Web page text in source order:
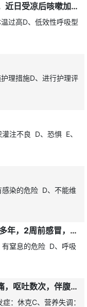
患者，男，77岁。有COPD病史25年。近日受凉后咳嗽加重，咳大量脓性黏痰，不易咳出。护理查体：体温37.5℃，气促，听诊可闻痰鸣音，伴喘息。此患者最主要的
过高D、低效性呼吸型
理措施D、进行护理评
注不良 D、恐惧 E、
染的危险 D、不能维
患者男性，67岁。慢性肺气肿病史30多年，2周前感冒，后出现发热，咳嗽，咳大量黏液脓痰，近3日来咳嗽无力，痰不易咳出，气急、发绀。最主要的
窒息的危险 D、呼吸
患者，男，60岁。搬举重物时严重腹痛，呕吐数次，伴腹胀不适。既往有右腹股沟斜疝病史。患者目前最合适的护理问题是
：休克C、营养失调：